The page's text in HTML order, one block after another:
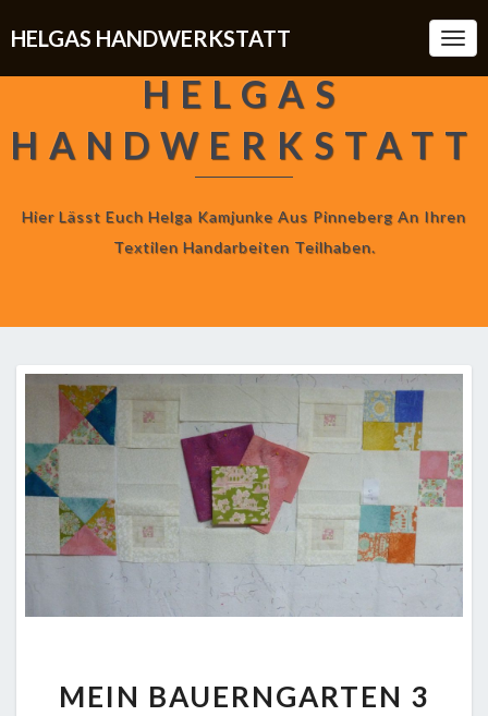
HELGAS HANDWERKSTATT
HELGAS
HANDWERKSTATT
Hier Lässt Euch Helga Kamjunke Aus Pinneberg An Ihren
Textilen Handarbeiten Teilhaben.
BAUERNGARTEN
MEIN BAUERNGARTEN 3